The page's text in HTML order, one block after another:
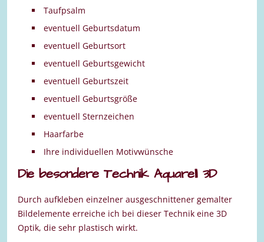
Taufpsalm
eventuell Geburtsdatum
eventuell Geburtsort
eventuell Geburtsgewicht
eventuell Geburtszeit
eventuell Geburtsgröße
eventuell Sternzeichen
Haarfarbe
Ihre individuellen Motivwünsche
Die besondere Technik Aquarell 3D
Durch aufkleben einzelner ausgeschnittener gemalter
Bildelemente erreiche ich bei dieser Technik eine 3D
Optik, die sehr plastisch wirkt.